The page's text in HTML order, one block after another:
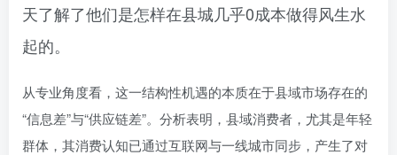
天了解了他们是怎样在县城几乎0成本做得风生水
起的。
从专业角度看，这一结构性机遇的本质在于县域市场存在的
“信息差”与“供应链差”。分析表明，县域消费者，尤其是年轻
群体，其消费认知已通过互联网与一线城市同步，产生了对